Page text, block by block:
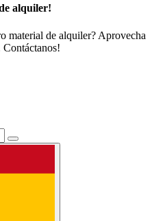
- Wetsuit - Pump
alquiler!